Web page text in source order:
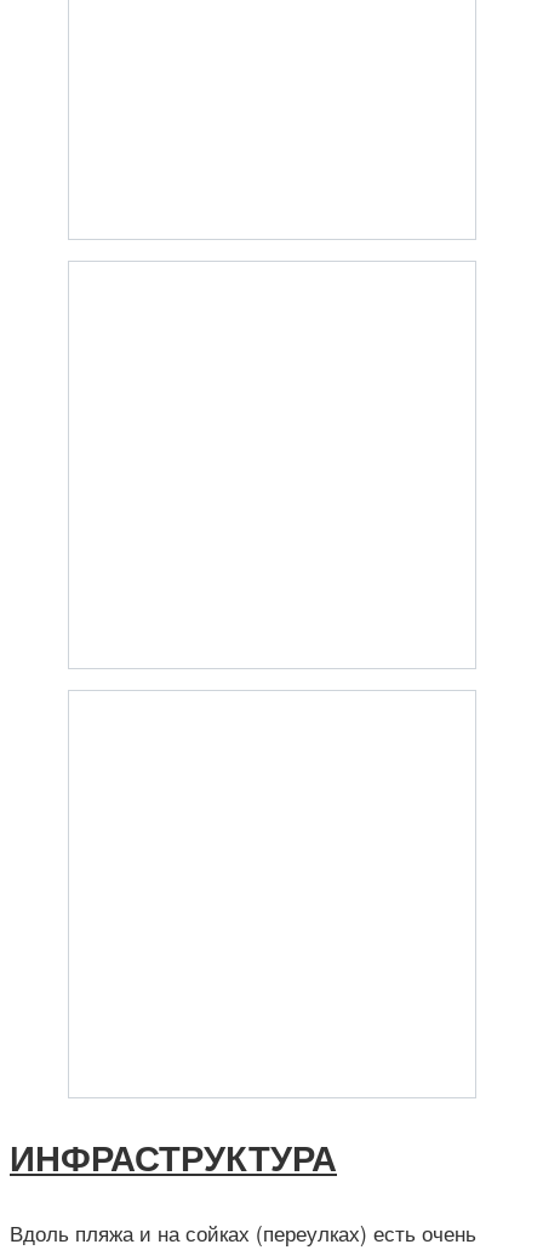
ИНФРАСТРУКТУРА
Вдоль пляжа и на сойках (переулках) есть очень